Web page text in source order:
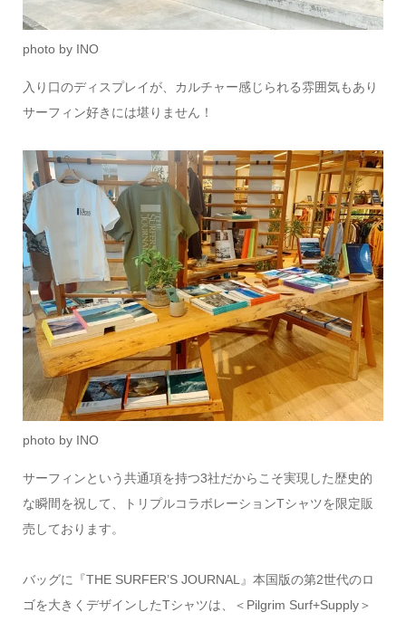
photo by INO
入り口のディスプレイが、カルチャー感じられる雰囲気もあり
サーフィン好きには堪りません！
photo by INO
サーフィンという共通項を持つ3社だからこそ実現した歴史的
な瞬間を祝して、トリプルコラボレーションTシャツを限定販
売しております。
バッグに『THE SURFER’S JOURNAL』本国版の第2世代のロ
ゴを大きくデザインしたTシャツは、＜Pilgrim Surf+Supply＞